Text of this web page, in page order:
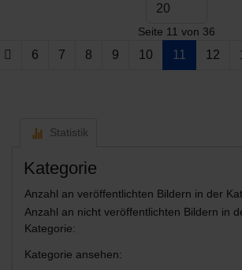
Seite 11 von 36
6 7 8 9 10 11 12
Statistik
Kategorie
Anzahl an veröffentlichten Bildern in der
Anzahl an nicht veröffentlichten Bildern in
Kategorie:
Kategorie ansehen: